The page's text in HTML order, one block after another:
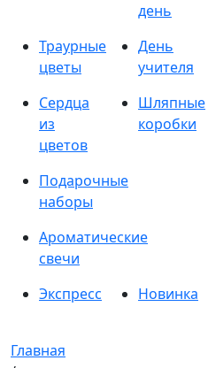
день
Траурные
цветы
День
учителя
Сердца
из
цветов
Шляпные
коробки
Подарочные
наборы
Ароматические
свечи
Экспресс
Новинка
Главная